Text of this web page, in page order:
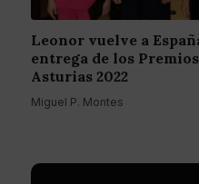
Leonor vuelve a
entrega de los
Asturias 2022
Miguel P. Montes